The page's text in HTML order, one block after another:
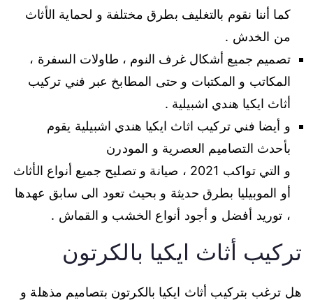
كما أننا نقوم بالتغليف بطرق مختلفة و لحماية الأثاث
من الخدش .
تصميم جميع أشكال غرف النوم ، طاولات السفرة ،
المكاتب و المكتبات و حتى المطابخ عبر فني تركيب
أثاث ايكيا هندي اشبيلية .
و أيضا فني تركيب اثاث ايكيا هندي اشبيلية يقوم
بأحدث التصاميم العصرية و المودرن
و التي تواكب 2021 ، صيانة و تصليح جميع أنواع الأثاث
أو الموبيليا بطرق حديثة و بحيث تعود الى سابق عهدها
، توريد أفضل و أجود أنواع الخشب و القماش .
تركيب أثاث ايكيا بالكرتون
هل ترغب بتركيب أثاث ايكيا بالكرتون بتصاميم مذهلة و